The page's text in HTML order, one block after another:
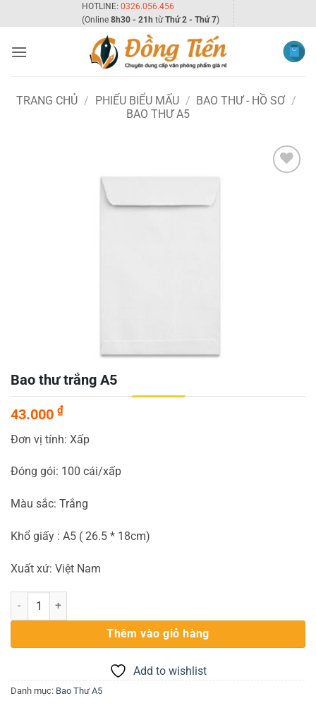
qua
dung
HOTLINE: 0326.056.456
(Online 8h30 - 21h từThứ 2 - Thứ 7)
TRANG CHỦ / PHIẾU BIỂU MẤU / BAO THƯ - HỒ SƠ /
BAO THƯ A5
Bao thư trắng A5
43.000 ₫
Đơn vị tính: Xấp
Đóng gói: 100 cái/xấp
Màu sắc: Trắng
Khổ giấy : A5 ( 26.5 * 18cm)
Xuất xứ: Việt Nam
Bao thư trắng A5 số lượng
Thêm vào giỏ hàng
Add to wishlist
Danh mục: Bao Thư A5